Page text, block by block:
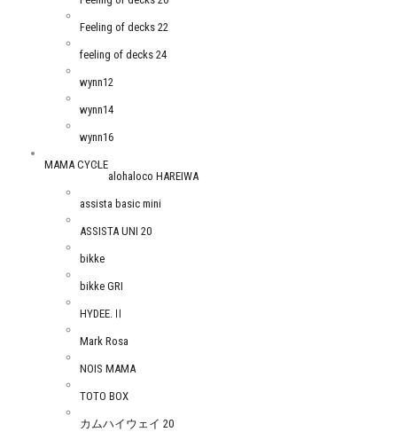
Feeling of decks 22
feeling of decks 24
wynn12
wynn14
wynn16
MAMA CYCLE
alohaloco HAREIWA
assista basic mini
ASSISTA UNI 20
bikke
bikke GRI
HYDEE.Ⅱ
Mark Rosa
NOIS MAMA
TOTO BOX
カムハイウェイ 20